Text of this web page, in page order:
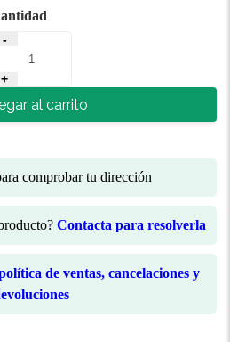
-
+
al carrito
comprobar tu dirección
Contacta para resolverla
de ventas, cancelaciones y